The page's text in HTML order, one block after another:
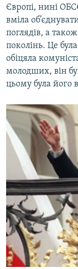
Європі, нині
вміла
поглядів, а
поколінь. Це
обіцяла
молодших, він
цьому була його